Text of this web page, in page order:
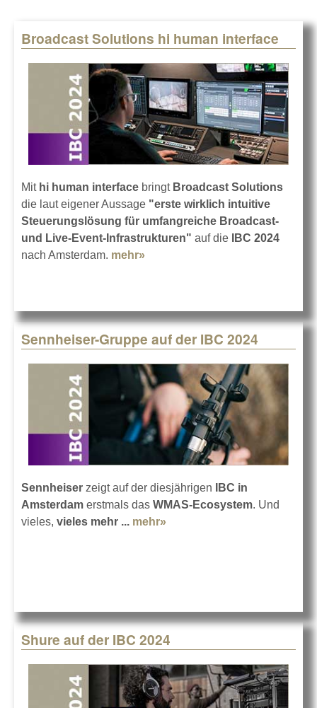
Broadcast Solutions hi human interface
Mithi human interface bringt Broadcast Solutions
die laut eigener Aussage "erste wirklich intuitive
Steuerungslösung für umfangreiche Broadcast-
und Live-Event-Infrastrukturen" auf die IBC 2024
nach Amsterdam. mehr»
Sennheiser-Gruppe auf der IBC 2024
Sennheiser zeigt auf der diesjährigen
IBC in
Amsterdam erstmals das WMAS-Ecosystem. Und
vieles, vieles mehr ... mehr»
Shure auf der IBC 2024